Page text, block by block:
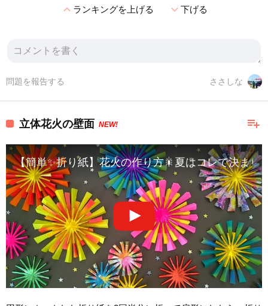
expand_lessランキングを上げる expand_more下げる
ささしな
問題を報告する
playlist_add
立体花火の壁面 NEW!
【簡単✨折り紙】花火の作り方🎇夏はコレで決ま